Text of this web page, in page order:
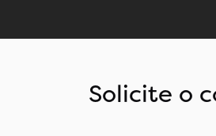
Solicite o